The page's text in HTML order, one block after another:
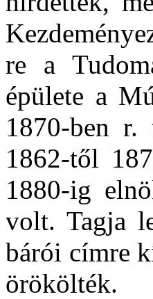
re a
épülete a
1870-ben r.
1862-től
1880-ig
volt. Tagja
bárói címre
örökölték.